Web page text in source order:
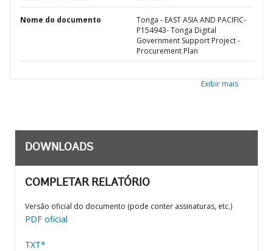
Nome do documento
Tonga - EAST ASIA AND PACIFIC-
P154943- Tonga Digital
Government Support Project -
Procurement Plan
Exibir mais
DOWNLOADS
COMPLETAR RELATÓRIO
Versão oficial do documento (pode conter assinaturas, etc.)
PDF oficial
TXT*